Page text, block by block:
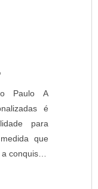
Paulo A
é
para
que
conquistar
aumentar
médio ou